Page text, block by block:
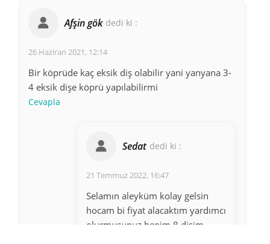
Afşin gök dedi ki :
26 Haziran 2021, 12:14
Bir köprüde kaç eksik diş olabilir yani yanyana 3-
4 eksik dişe köprü yapılabilirmi
Cevapla
Sedat dedi ki :
21 Temmuz 2022, 16:47
Selamın aleyküm kolay gelsin
hocam bi fiyat alacaktım yardımcı
olurmusunuz benim 8 dişim